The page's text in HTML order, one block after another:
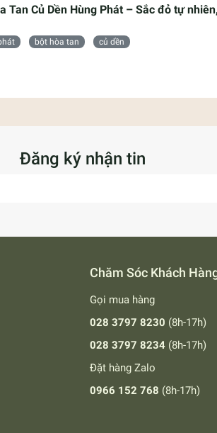
Tan Củ Dền Hùng Phát – Sắc đỏ tự
bột hòa tan củ dền
Đăng ký nhận tin
Chăm Sóc Khách
Gọi mua hàng
028 3797 8230 (8h-17h)
028 3797 8234 (8h-17h)
Đặt hàng Zalo
0966 152 768 (8h-17h)